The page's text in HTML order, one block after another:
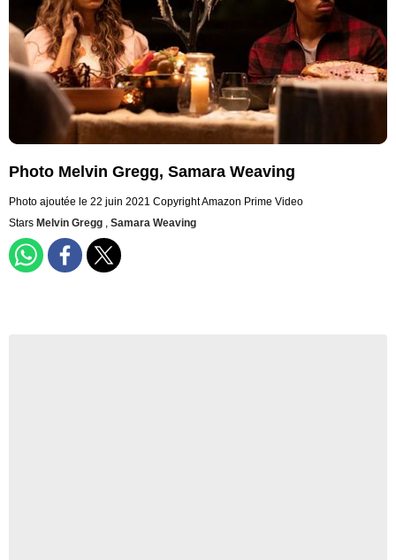
Photo Melvin Gregg, Samara Weaving
Photo ajoutée le 22 juin 2021 Copyright Amazon Prime Video
Stars Melvin Gregg , Samara Weaving